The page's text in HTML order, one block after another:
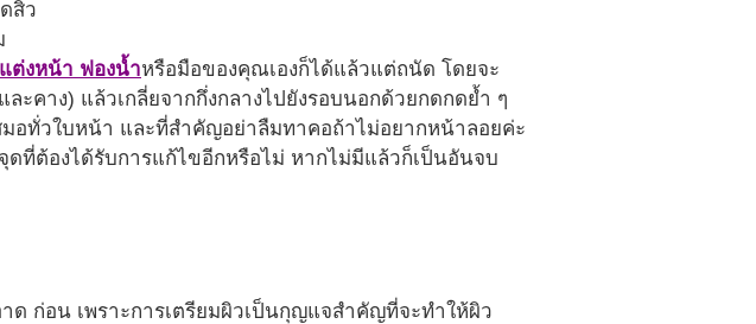
สิว
ต่งหน้า ฟองน้ำหรือมือของคุณเองก็ได้แล้วแต่ถนัด โดยจะ
คาง) แล้วเกลี่ยจากกึ่งกลางไปยังรอบนอกด้วยกดกดย้ำ ๆ
มอทั่วใบหน้า และที่สำคัญอย่าลืมทาคอถ้าไม่อยากหน้าลอยค่ะ
ที่ต้องได้รับการแก้ไขอีกหรือไม่ หากไม่มีแล้วก็เป็นอันจบ
ด ก่อน เพราะการเตรียมผิวเป็นกุญแจสำคัญที่จะทำให้ผิว